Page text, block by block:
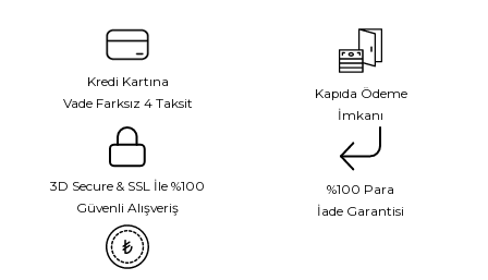
Kredi Kartına
Vade Farksız 4 Taksit
Kapıda Ödeme
İmkanı
3D Secure & SSL İle %100
Güvenli Alışveriş
%100 Para
İade Garantisi